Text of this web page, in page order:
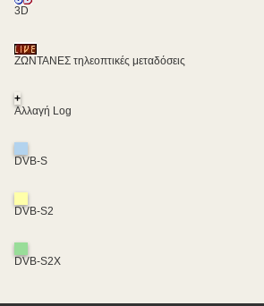
3D
ΖΩΝΤΑΝΕΣ τηλεοπτικές μεταδόσεις
+
Αλλαγή Log
DVB-S
DVB-S2
DVB-S2X